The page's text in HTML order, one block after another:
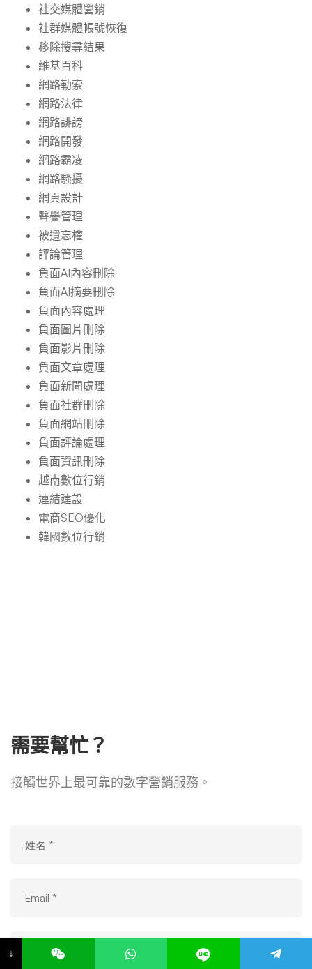
社交媒體營銷
社群媒體帳號恢復
移除搜尋結果
維基百科
網路勒索
網路法律
網路誹謗
網路開發
網路霸凌
網路騷擾
網頁設計
聲譽管理
被遺忘權
評論管理
負面AI內容刪除
負面AI摘要刪除
負面內容處理
負面圖片刪除
負面影片刪除
負面文章處理
負面新聞處理
負面社群刪除
負面網站刪除
負面評論處理
負面資訊刪除
越南數位行銷
連結建設
電商SEO優化
韓國數位行銷
需要幫忙？
接觸世界上最可靠的數字營銷服務。
↓